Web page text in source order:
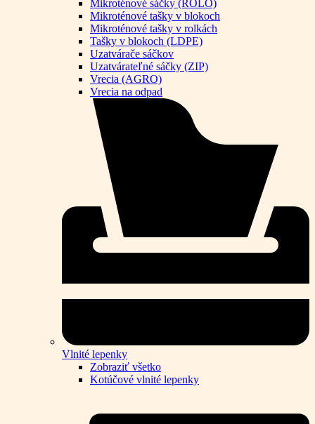
Mikroténové sáčky (ROLO)
Mikroténové tašky v blokoch
Mikroténové tašky v rolkách
Tašky v blokoch (LDPE)
Uzatvárače sáčkov
Uzatvárateľné sáčky (ZIP)
Vrecia (AGRO)
Vrecia na odpad
Vlnité lepenky
Zobraziť všetko
Kotúčové vlnité lepenky